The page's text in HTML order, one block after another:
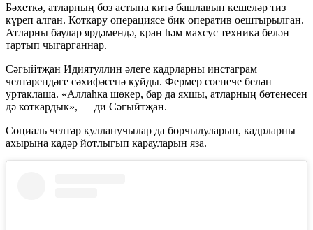
Бәхеткә, атларның боз астына китә башлавын кешеләр тиз
күреп алган. Коткару операциясе бик оператив оештырылган.
Атларны баулар ярдәмендә, кран һәм махсус техника белән
тартып чыгарганнар.
Сәгыйтҗан Идиятуллин әлеге кадрларны инстаграм
челтәрендәге сәхифәсенә куйды. Фермер сөенече белән
уртаклаша. «Аллаһка шөкер, бар да яхшы, атларның бөтенесен
дә коткардык», — ди Сәгыйтҗан.
Социаль челтәр кулланучылар да борчылуларын, кадрларны
ахырына кадәр йотлыгып карауларын яза.